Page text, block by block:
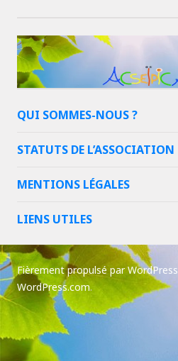
QUI SOMMES-NOUS ?
STATUTS DE L’ASSOCIATION
MENTIONS LÉGALES
LIENS UTILES
Fièrement propulsé par WordPress
WordPress.com.